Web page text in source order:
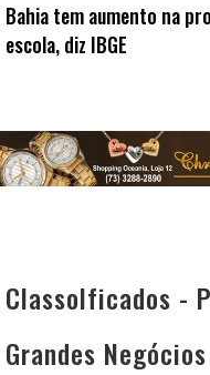
Bahia tem aumento na
escola, diz IBGE
Classolficados -
Grandes Negócios